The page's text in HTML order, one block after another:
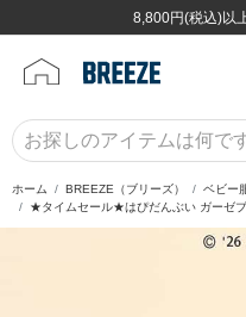
8,800円(税込)以
ほぼ全品半額！！
8,800円(税込)以
ほぼ全品半額！！
ホーム BREEZE（ブリーズ） ベビー
★タイムセール★はぴだんぶい ガーゼ